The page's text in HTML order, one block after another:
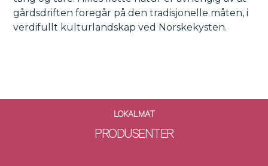
gårdsdriften foregår på den tradisjonelle måten, i
verdifullt kulturlandskap ved Norskekysten.
LOKALMAT
PRODUSENTER